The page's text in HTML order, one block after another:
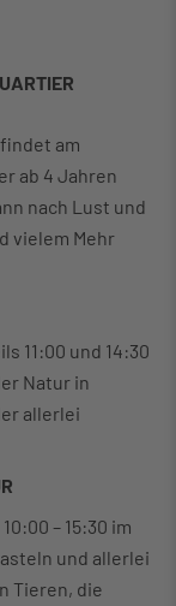
am
ab 4 Jahren
nach Lust und
vielem Mehr
11:00 und 14:30
Natur in
allerlei
– 15:30 im
und allerlei
Tieren, die